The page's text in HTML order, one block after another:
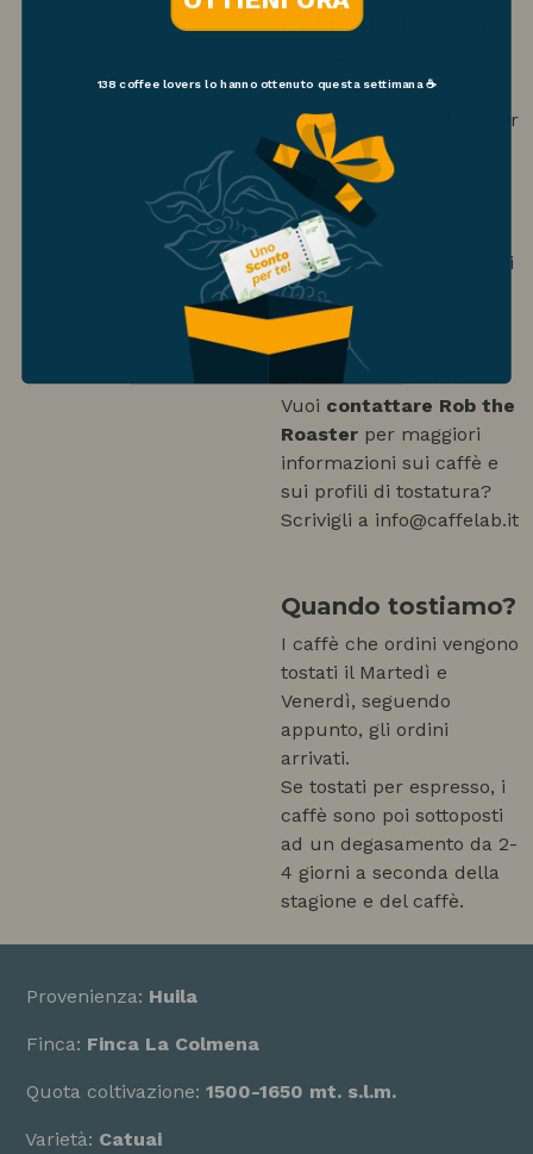
Chi tosta i nostri
A tostare il tuo caffè è
Rob The Roaster, il trainer
italo-olandese di
Espresso Academy,
autorizzato SCA. Un
grande esploratore di
caffè, dei suoi processi di
lavorazione, dei profili di
tostatura e di tutto il
mondo che vive dietro
una tazzina di caffè.
Vuoi contattare Rob the
Roaster per maggiori
informazioni sui caffè e
sui profili di tostatura?
Scrivigli a info@caffelab.it
Quando tostiamo?
I caffè che ordini vengono
tostati il Martedì e
Venerdì, seguendo
appunto, gli ordini
arrivati.
Se tostati per espresso, i
caffè sono poi sottoposti
ad un degasamento da 2-
4 giorni a seconda della
stagione e del caffè.
Provenienza: Huila
Finca: Finca La Colmena
Quota coltivazione: 1500-1650 mt. s.l.m.
Varietà: Catuai
138 coffee loverslo hanno ottenuto questa settimana ☕